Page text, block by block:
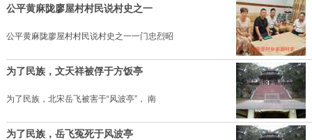
公平黄麻陇廖屋村村民说村史之一
公平黄麻陇廖屋村村民说村史之一一门忠烈昭
为了民族，文天祥被俘于方饭亭
为了民族，北宋岳飞被害于“风波亭”， 南
为了民族，岳飞冤死于风波亭